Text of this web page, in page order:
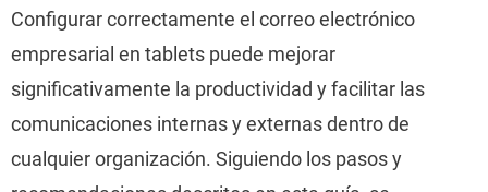
Configurar correctamente el correo electrónico
empresarial en tablets puede mejorar
significativamente la productividad y facilitar las
comunicaciones internas y externas dentro de
cualquier organización. Siguiendo los pasos y